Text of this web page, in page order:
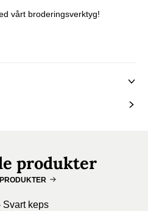
vårt broderingsverktyg!
produkter